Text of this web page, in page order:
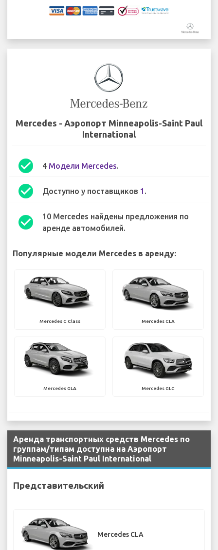
Mercedes - Аэропорт Minneapolis-Saint Paul
International
check_circle 4 Модели Mercedes.
check_circle Доступно у поставщиков 1 .
check_circle
10 Mercedes найдены предложения по
аренде автомобилей.
Популярные модели Mercedes в аренду:
Mercedes C Class Mercedes CLA
Mercedes GLA Mercedes GLC
Аренда транспортных средств Mercedes по
группам/типам доступна на Аэропорт
Minneapolis-Saint Paul International
Представительский
Mercedes CLA